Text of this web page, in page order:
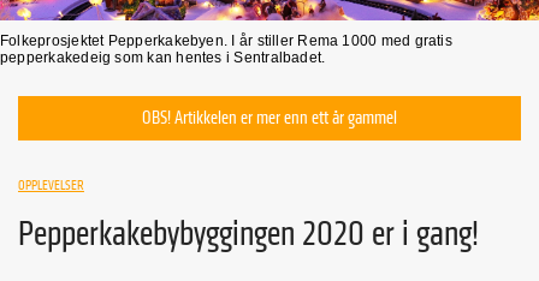
Folkeprosjektet Pepperkakebyen. I år stiller Rema 1000 med gratis
pepperkakedeig som kan hentes i Sentralbadet.
OBS! Artikkelen er mer enn ett år gammel
OPPLEVELSER
Pepperkakebybyggingen 2020 er i gang!